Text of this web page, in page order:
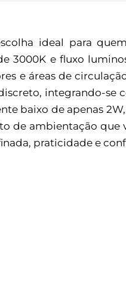
ideal para
3000K e fluxo
e áreas de
integrando-se
baixo de apenas
de ambientação
praticidade e